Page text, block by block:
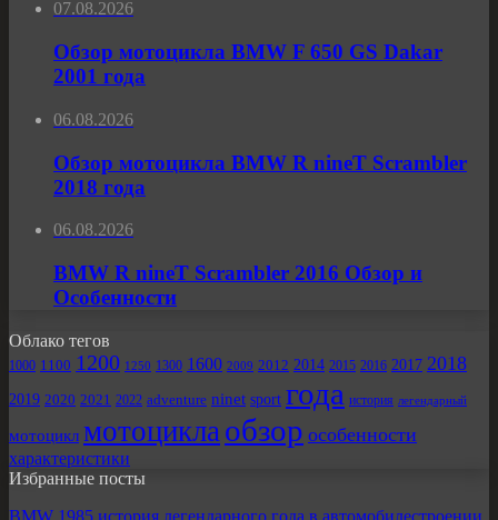
07.08.2026
Обзор мотоцикла BMW F 650 GS Dakar
2001 года
06.08.2026
Обзор мотоцикла BMW R nineT Scrambler
2018 года
06.08.2026
BMW R nineT Scrambler 2016 Обзор и
Особенности
Облако тегов
1000 1100 1200 1250 1300 1600 2009 2012 2014 2015 2016 2017 2018
2019 2020 2021 2022 adventure ninet sport года история легендарный
мотоцикл мотоцикла обзор особенности
характеристики
Избранные посты
BMW 1985 история легендарного года в автомобилестроении